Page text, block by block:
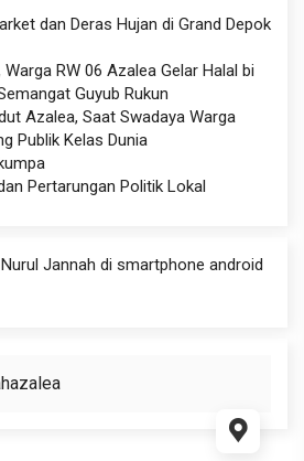
dan Deras Hujan di Grand Depok
RW 06 Azalea Gelar Halal bi
Guyub Rukun
Azalea, Saat Swadaya Warga
Publik Kelas Dunia
Pertarungan Politik Lokal
Jannah di smartphone android